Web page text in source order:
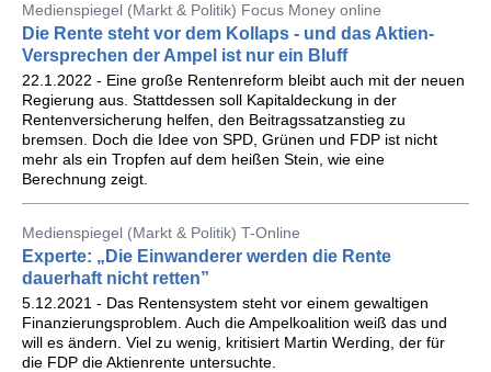
Medienspiegel (Markt & Politik) Focus Money online
Die Rente steht vor dem Kollaps - und das Aktien-
Versprechen der Ampel ist nur ein Bluff
22.1.2022 - Eine große Rentenreform bleibt auch mit der neuen
Regierung aus. Stattdessen soll Kapitaldeckung in der
Rentenversicherung helfen, den Beitragssatzanstieg zu
bremsen. Doch die Idee von SPD, Grünen und FDP ist nicht
mehr als ein Tropfen auf dem heißen Stein, wie eine
Berechnung zeigt.
Medienspiegel (Markt & Politik) T-Online
Experte: „Die Einwanderer werden die Rente
dauerhaft nicht retten”
5.12.2021 - Das Rentensystem steht vor einem gewaltigen
Finanzierungsproblem. Auch die Ampelkoalition weiß das und
will es ändern. Viel zu wenig, kritisiert Martin Werding, der für
die FDP die Aktienrente untersuchte.